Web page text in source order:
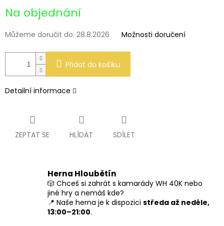
cena:
Na objednání
Můžeme doručit do: 28.8.2026 Možnosti doručení
Přidat do košíku
Detailní informace
ZEPTAT SE HLÍDAT SDÍLET
Herna Hloubětín
🎲 Chceš si zahrát s kamarády WH 40K nebo
jiné hry a nemáš kde?
📍 Naše herna je k dispozici středa až neděle,
13:00–21:00.